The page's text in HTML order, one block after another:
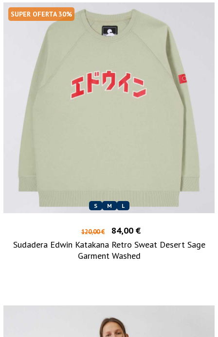
SUPER OFERTA 30%
S M L
120,00 €
84,00 €
Sudadera Edwin Katakana Retro Sweat Desert Sage
Garment Washed